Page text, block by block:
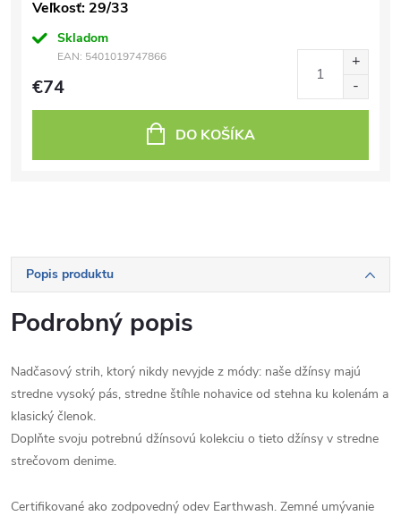
Veľkosť: 29/33
Skladom
EAN: 5401019747866
€74
DO KOŠÍKA
Popis produktu
Podrobný popis
Nadčasový strih, ktorý nikdy nevyjde z módy: naše džínsy majú
stredne vysoký pás, stredne štíhle nohavice od stehna ku kolenám a
klasický členok.
Doplňte svoju potrebnú džínsovú kolekciu o tieto džínsy v stredne
strečovom denime.
Certifikované ako zodpovedný odev Earthwash. Zemné umývanie